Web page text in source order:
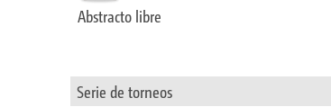
Abstracto libre
Serie de torneos